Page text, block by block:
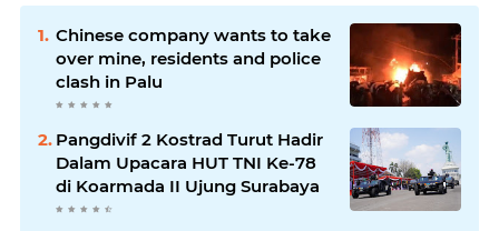
Chinese company wants to take
over mine, residents and police
clash in Palu
Pangdivif 2 Kostrad Turut Hadir
Dalam Upacara HUT TNI Ke-78
di Koarmada II Ujung Surabaya